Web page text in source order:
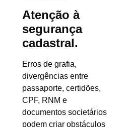
Atenção à
segurança
cadastral.
Erros de grafia,
divergências entre
passaporte, certidões,
CPF, RNM e
documentos societários
podem criar obstáculos